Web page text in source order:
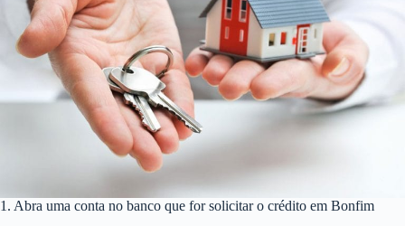
1. Abra uma conta no banco que for solicitar o crédito em Bonfim